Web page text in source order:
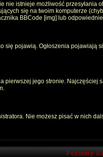
istnieje możliwość
się na twoim komputerze
BBCode [img] lub
pojawią. Ogłoszenia pojawiają
pierwszej jego stronie.
Nie możesz pisać w nich
Poziomy